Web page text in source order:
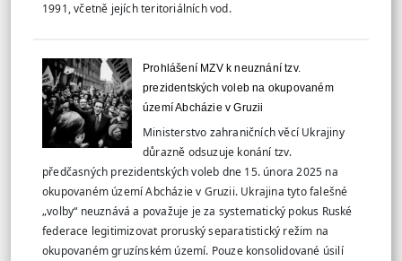
1991, včetně jejích teritoriálních vod.
Prohlášení MZV k neuznání tzv.
prezidentských voleb na okupovaném
území Abcházie v Gruzii
Ministerstvo zahraničních věcí Ukrajiny
důrazně odsuzuje konání tzv.
předčasných prezidentských voleb dne 15. února 2025 na
okupovaném území Abcházie v Gruzii. Ukrajina tyto falešné
„volby“ neuznává a považuje je za systematický pokus Ruské
federace legitimizovat proruský separatistický režim na
okupovaném gruzínském území. Pouze konsolidované úsilí